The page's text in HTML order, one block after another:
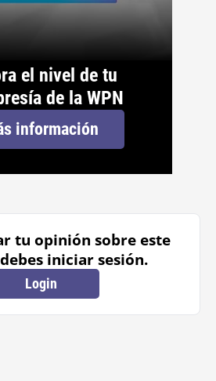
el nivel de tu
de la WPN
información
tu opinión sobre este
iniciar sesión.
Login